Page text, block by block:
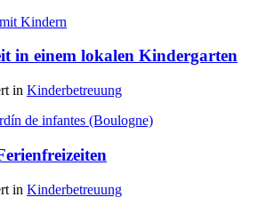
in einem lokalen Kindergarten
in Kinderbetreuung
in Kinderbetreuung